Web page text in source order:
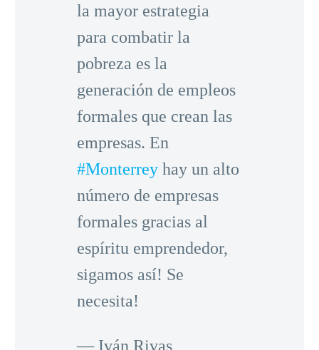
la mayor estrategia
para combatir la
pobreza es la
generación de empleos
formales que crean las
empresas. En
#Monterrey hay un alto
número de empresas
formales gracias al
espíritu emprendedor,
sigamos así! Se
necesita!
— Iván Rivas